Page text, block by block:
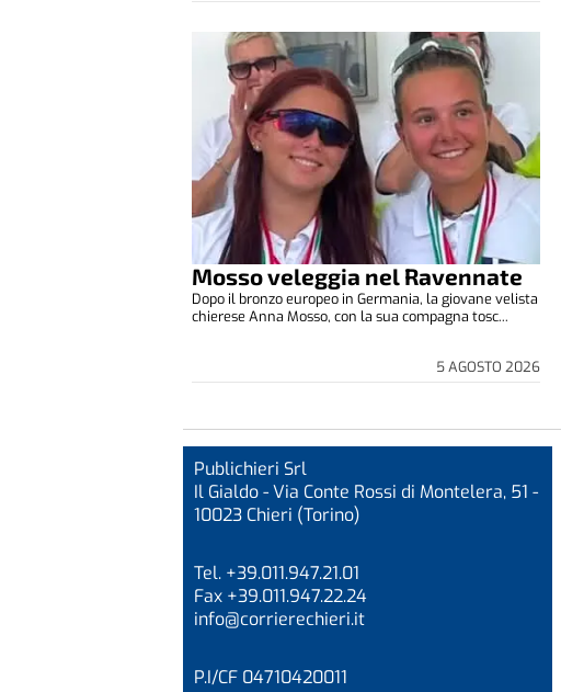
Mosso veleggia nel Ravennate
5 AGOSTO 2026
Dopo il bronzo europeo in Germania, la giovane velista
chierese Anna Mosso, con la sua compagna tosc...
Publichieri Srl
Il Gialdo - Via Conte Rossi di Montelera, 51 -
10023 Chieri (Torino)
Tel. +39.011.947.21.01
Fax +39.011.947.22.24
info@corrierechieri.it
P.I/CF 04710420011